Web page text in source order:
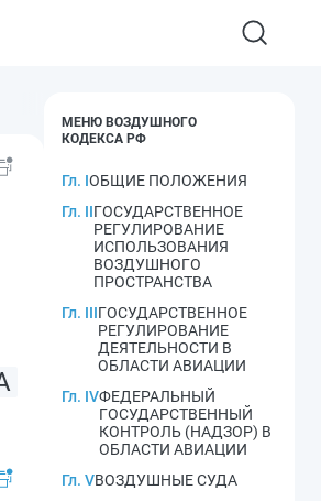
МЕНЮ ВОЗДУШНОГО
КОДЕКСА РФ
Гл. IОБЩИЕ ПОЛОЖЕНИЯ
Гл. IIГОСУДАРСТВЕННОЕ
РЕГУЛИРОВАНИЕ
ИСПОЛЬЗОВАНИЯ
ВОЗДУШНОГО
ПРОСТРАНСТВА
Гл. IIIГОСУДАРСТВЕННОЕ
РЕГУЛИРОВАНИЕ
ДЕЯТЕЛЬНОСТИ В
ОБЛАСТИ АВИАЦИИ
Гл. IVФЕДЕРАЛЬНЫЙ
ГОСУДАРСТВЕННЫЙ
КОНТРОЛЬ (НАДЗОР) В
ОБЛАСТИ АВИАЦИИ
Гл. VВОЗДУШНЫЕ СУДА